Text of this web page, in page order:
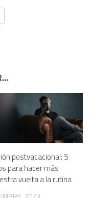
postvacacional: 5
para hacer más
vuelta a la rutina